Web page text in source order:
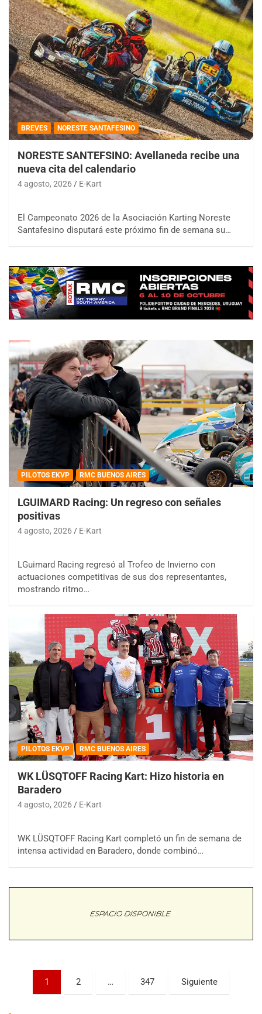
BREVES NORESTE SANTAFESINO
NORESTE SANTEFSINO: Avellaneda recibe una
nueva cita del calendario
4 agosto, 2026 E-Kart
El Campeonato 2026 de la Asociación Karting Noreste
Santafesino disputará este próximo fin de semana su…
PILOTOS EKVP RMC BUENOS AIRES
LGUIMARD Racing: Un regreso con señales
positivas
4 agosto, 2026 E-Kart
LGuimard Racing regresó al Trofeo de Invierno con
actuaciones competitivas de sus dos representantes,
mostrando ritmo…
PILOTOS EKVP RMC BUENOS AIRES
WK LÜSQTOFF Racing Kart: Hizo historia en
Baradero
4 agosto, 2026 E-Kart
WK LÜSQTOFF Racing Kart completó un fin de semana de
intensa actividad en Baradero, donde combinó…
Paginación
1 2 … 347 Siguiente
COBERTURA ESPECIAL DE E-KART.COM.AR
08/09-AGO
Trenque Lauquen (Buenos Aires)
Villaguay (Entre Ríos)